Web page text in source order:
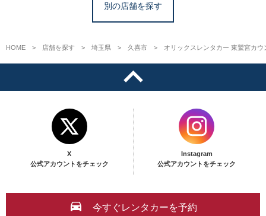
別の店舗を探す
HOME 店舗を探す 埼玉県 久喜市 オリックスレンタカー 東鷲宮カウ
X
公式アカウントをチェック
Instagram
公式アカウントをチェック
今すぐレンタカーを予約